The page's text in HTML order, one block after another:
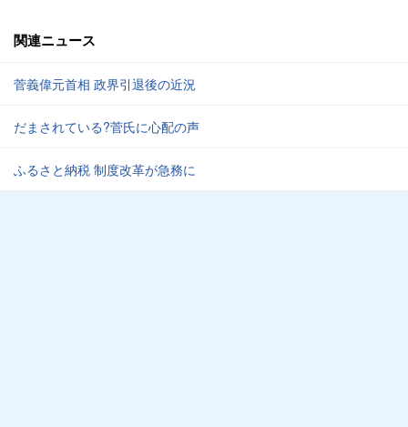
関連ニュース
菅義偉元首相 政界引退後の近況
だまされている?菅氏に心配の声
ふるさと納税 制度改革が急務に